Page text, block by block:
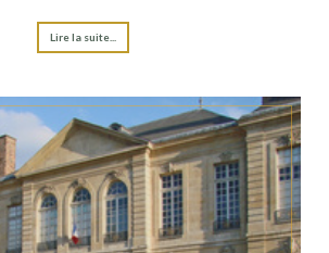
Lire la suite...